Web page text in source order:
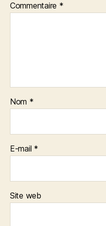
Commentaire *
Nom *
E-mail *
Site web